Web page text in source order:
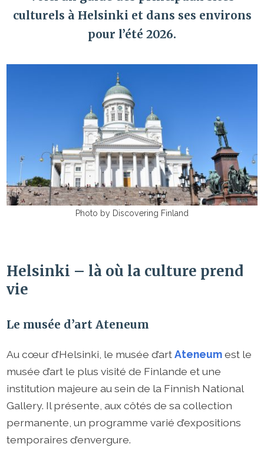
culturels à Helsinki et dans ses environs
pour l’été 2026.
Photo by Discovering Finland
Helsinki – là où la culture prend
vie
Le musée d’art Ateneum
Au cœur d’Helsinki, le musée d’artAteneumest le
musée d’art le plus visité de Finlande et une
institution majeure au sein de la Finnish National
Gallery. Il présente, aux côtés de sa collection
permanente, un programme varié d’expositions
temporaires d’envergure.